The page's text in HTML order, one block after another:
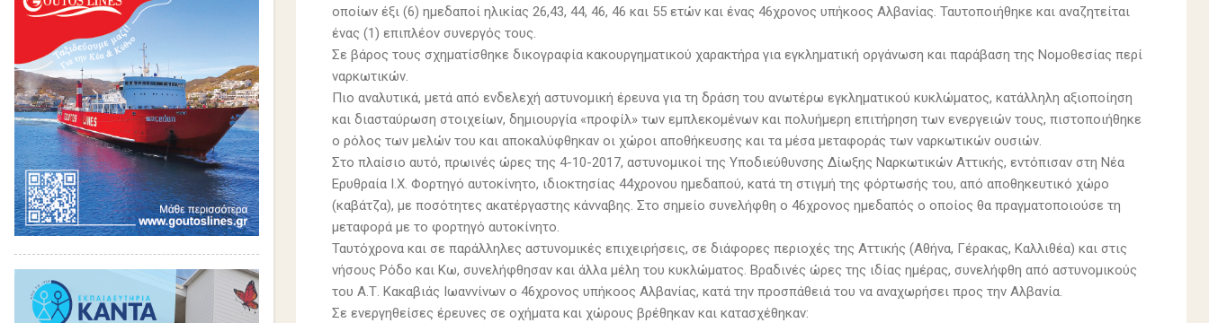
οποίων έξι (6) ημεδαποί ηλικίας 26,43, 44, 46, 46 και 55 ετών και ένας 46χρονος υπήκοος Αλβανίας. Ταυτοποιήθηκε και αναζητείται
ένας (1) επιπλέον συνεργός τους.
Σε βάρος τους σχηματίσθηκε δικογραφία κακουργηματικού χαρακτήρα για εγκληματική οργάνωση και παράβαση της Νομοθεσίας περί
ναρκωτικών.
Πιο αναλυτικά, μετά από ενδελεχή αστυνομική έρευνα για τη δράση του ανωτέρω εγκληματικού κυκλώματος, κατάλληλη αξιοποίηση
και διασταύρωση στοιχείων, δημιουργία «προφίλ» των εμπλεκομένων και πολυήμερη επιτήρηση των ενεργειών τους, πιστοποιήθηκε
ο ρόλος των μελών του και αποκαλύφθηκαν οι χώροι αποθήκευσης και τα μέσα μεταφοράς των ναρκωτικών ουσιών.
Στο πλαίσιο αυτό, πρωινές ώρες της 4-10-2017, αστυνομικοί της Υποδιεύθυνσης Δίωξης Ναρκωτικών Αττικής, εντόπισαν στη Νέα
Ερυθραία Ι.Χ. Φορτηγό αυτοκίνητο, ιδιοκτησίας 44χρονου ημεδαπού, κατά τη στιγμή της φόρτωσής του, από αποθηκευτικό χώρο
(καβάτζα), με ποσότητες ακατέργαστης κάνναβης. Στο σημείο συνελήφθη ο 46χρονος ημεδαπός ο οποίος θα πραγματοποιούσε τη
μεταφορά με το φορτηγό αυτοκίνητο.
Ταυτόχρονα και σε παράλληλες αστυνομικές επιχειρήσεις, σε διάφορες περιοχές της Αττικής (Αθήνα, Γέρακας, Καλλιθέα) και στις
νήσους Ρόδο και Κω, συνελήφθησαν και άλλα μέλη του κυκλώματος. Βραδινές ώρες της ιδίας ημέρας, συνελήφθη από αστυνομικούς
του Α.Τ. Κακαβιάς Ιωαννίνων ο 46χρονος υπήκοος Αλβανίας, κατά την προσπάθειά του να αναχωρήσει προς την Αλβανία.
Σε ενεργηθείσες έρευνες σε οχήματα και χώρους βρέθηκαν και κατασχέθηκαν: